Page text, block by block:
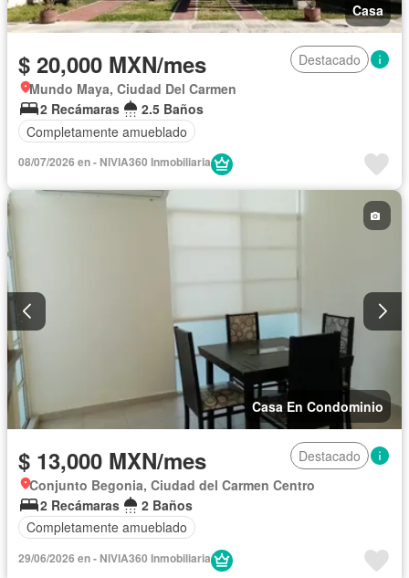
Casa
$ 20,000 MXN/mes
Destacado
Mundo Maya, Ciudad Del Carmen
2 Recámaras
2.5 Baños
Completamente amueblado
08/07/2026 en - NIVIA360 Inmobiliaria
Casa En Condominio
$ 13,000 MXN/mes
Destacado
Conjunto Begonia, Ciudad del Carmen Centro
2 Recámaras
2 Baños
Completamente amueblado
29/06/2026 en - NIVIA360 Inmobiliaria